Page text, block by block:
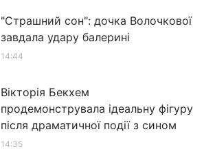
"Страшний сон": дочка Волочкової
завдала удару балерині
14:44
Вікторія Бекхем
продемонструвала ідеальну фігуру
після драматичної події з сином
14:35